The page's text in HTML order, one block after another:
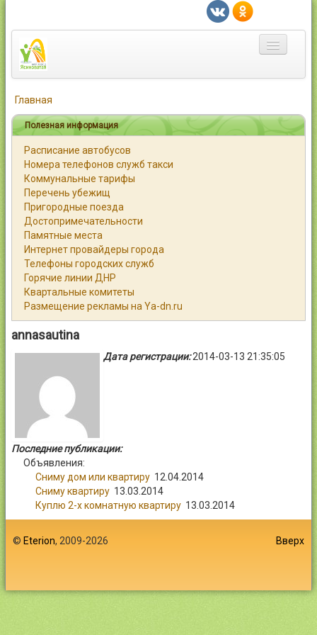
Город
Статьи
Каталог
Справочник
Работа
Объявления
Помощь
Контакты
Главная
Полезная информация
Расписание автобусов
Номера телефонов служб такси
Коммунальные тарифы
Перечень убежищ
Пригородные поезда
Достопримечательности
Памятные места
Интернет провайдеры города
Телефоны городских служб
Горячие линии ДНР
Квартальные комитеты
Размещение рекламы на Ya-dn.ru
annasautina
Дата регистрации:2014-03-13 21:35:05
Последние публикации:
Объявления:
Сниму дом или квартиру 12.04.2014
Сниму квартиру 13.03.2014
Куплю 2-х комнатную квартиру 13.03.2014
© Eterion, 2009-2026 Вверх